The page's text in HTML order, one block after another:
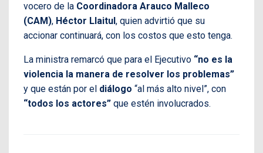
vocero de la Coordinadora Arauco Malleco
(CAM), Héctor Llaitul , quien advirtió que su
accionar continuará, con los costos que esto tenga.
La ministra remarcó que para el Ejecutivo “no es la
violencia la manera de resolver los problemas”
y que están por el diálogo “al más alto nivel”, con
“todos los actores” que estén involucrados.